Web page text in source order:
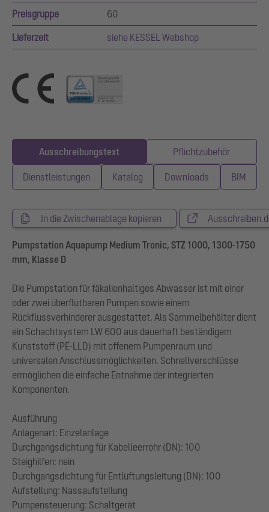
Preisgruppe 60
Lieferzeit siehe KESSEL Webshop
Ausschreibungstext Pflichtzubehör
Dienstleistungen Katalog Downloads BIM
In die Zwischenablage kopieren
Pumpstation Aquapump Medium Tronic, STZ 1000, 1300-1750
mm, Klasse D
Die Pumpstation für fäkalienhaltiges Abwasser ist mit einer
oder zwei überflutbaren Pumpen sowie einem
Rückflussverhinderer ausgestattet. Als Sammelbehälter dient
ein Schachtsystem LW 600 aus dauerhaft beständigem
Kunststoff (PE-LLD) mit offenem Pumpenraum und
universalen Anschlussmöglichkeiten. Schnellverschlüsse
ermöglichen die einfache Entnahme der integrierten
Komponenten.
Ausführung
Anlagenart: Einzelanlage
Durchgangsdichtung für Kabelleerrohr (DN): 100
Steighilfen: nein
Durchgangsdichtung für Entlüftungsleitung (DN): 100
Aufstellung: Nassaufstellung
Pumpensteuerung: Schaltgerät